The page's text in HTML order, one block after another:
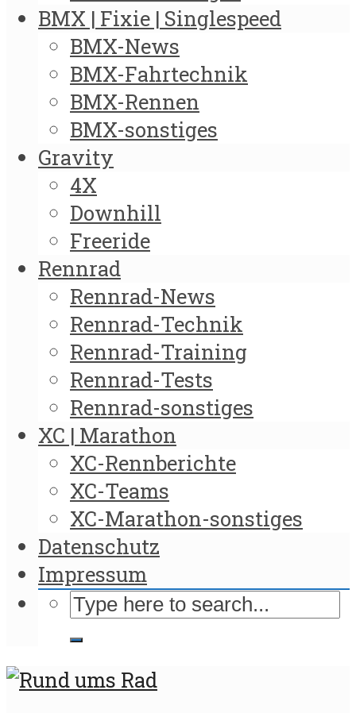
BMX | Fixie | Singlespeed
BMX-News
BMX-Fahrtechnik
BMX-Rennen
BMX-sonstiges
Gravity
4X
Downhill
Freeride
Rennrad
Rennrad-News
Rennrad-Technik
Rennrad-Training
Rennrad-Tests
Rennrad-sonstiges
XC | Marathon
XC-Rennberichte
XC-Teams
XC-Marathon-sonstiges
Datenschutz
Impressum